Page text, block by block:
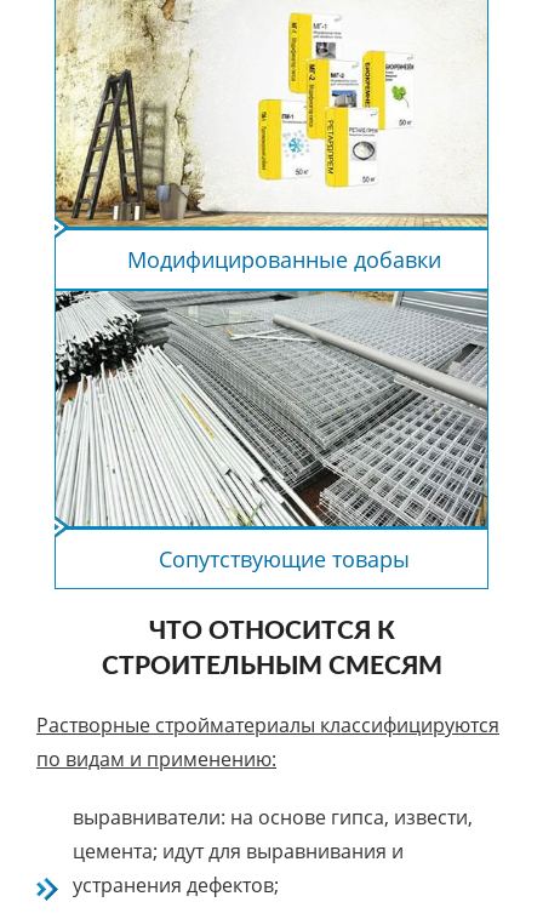
Модифицированные добавки
Сопутствующие товары
ЧТО ОТНОСИТСЯ К
СТРОИТЕЛЬНЫМ СМЕСЯМ
Растворные стройматериалы классифицируются
по видам и применению:
выравниватели: на основе гипса, извести,
цемента; идут для выравнивания и
устранения дефектов;